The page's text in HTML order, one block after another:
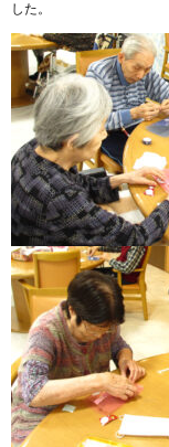
した。